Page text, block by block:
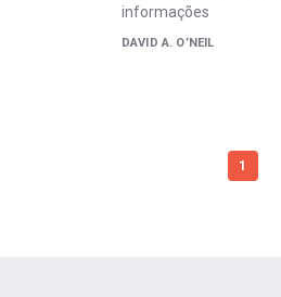
informações
DAVID A. O’NEIL
1